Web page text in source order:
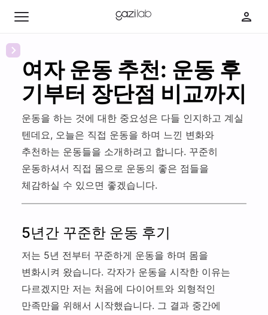
최신 콘텐츠
인기 콘텐츠
취
미
부
의
니
스
체
험
다
어
트
메
뉴
바
보
의
의
건
스
맛
집
적
당
히
여자 운동 추천: 운동 후
기부터 장단점 비교까지
운동을 하는 것에 대한 중요성은 다들 인지하고 계실
텐데요, 오늘은 직접 운동을 하며 느낀 변화와
추천하는 운동들을 소개하려고 합니다. 꾸준히
운동하셔서 직접 몸으로 운동의 좋은 점들을
체감하실 수 있으면 좋겠습니다.
5년간 꾸준한 운동 후기
저는 5년 전부터 꾸준하게 운동을 하며 몸을
변화시켜 왔습니다. 각자가 운동을 시작한 이유는
다르겠지만 저는 처음에 다이어트와 외형적인
만족만을 위해서 시작했습니다. 그 결과 중간에